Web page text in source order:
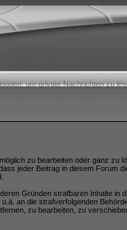
um private Nachrichten zu
zu bearbeiten oder ganz zu
jeder Beitrag in diesem Forum
Gründen strafbaren Inhalte in
an die strafverfolgenden
zu bearbeiten, zu